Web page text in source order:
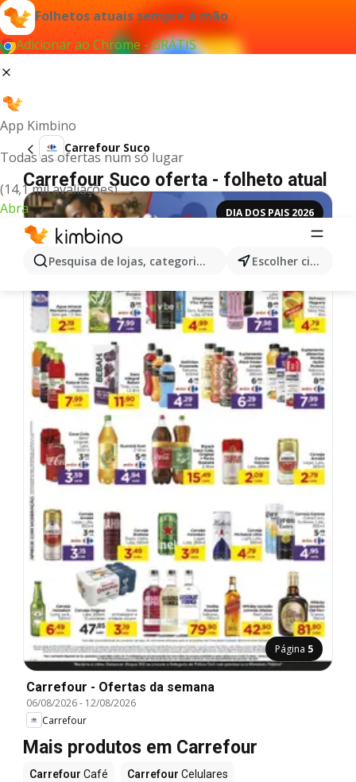
Folhetos atuais sempre à mão
Adicionar ao Chrome - GRÁTIS
App Kimbino
Todas as ofertas num só lugar
(14,1 mil avaliações)
Abra
Pesquisa de lojas, categorias,produtos... Escolher cidade
Carrefour Suco
Carrefour Suco oferta - folheto atual
DIA DOS PAIS 2026
Página 5
Carrefour - Ofertas da semana
06/08/2026- 12/08/2026
Carrefour
Mais produtos em Carrefour
Carrefour Café Carrefour Celulares